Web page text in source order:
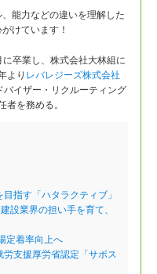
能力などの違いを理解した
けています！
卒業し、株式会社大林組に
より レバレジーズ株式会社
イザー・リクルーティング
者を務める。
指す「ハタラクティブ」
設業界の担い手を育て、
定着率向上へ
支援厚労省認定「サポス